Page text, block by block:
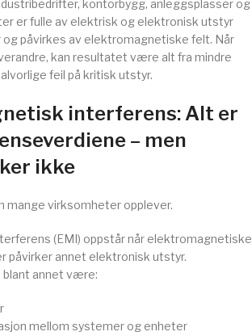
kontorbygg, anleggsplasser og
er fulle av elektrisk og elektronisk utstyr
og påvirkes av elektromagnetiske felt. Når
kan resultatet være alt fra mindre
feil på kritisk utstyr.
interferens: Alt er
– men
ikke
mange virksomheter opplever.
(EMI) oppstår når elektromagnetiske
påvirker annet elektronisk utstyr.
blant annet være:
mellom systemer og enheter